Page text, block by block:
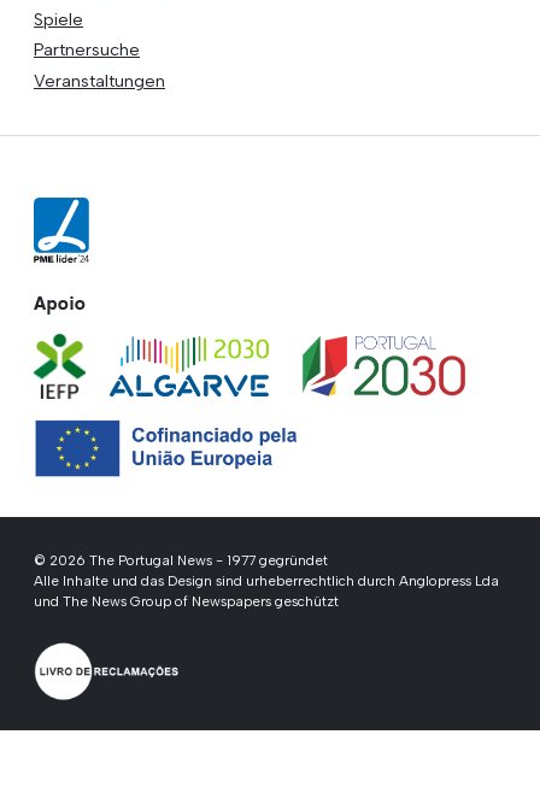
Spiele
Partnersuche
Veranstaltungen
Apoio
© 2026 The Portugal News - 1977 gegründet
Alle Inhalte und das Design sind urheberrechtlich durch Anglopress Lda
und The News Group of Newspapers geschützt